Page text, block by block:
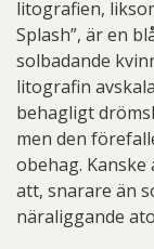
litografien,
Splash”, är en
solbadande
litografin
behagligt
men den
obehag.
att, snarare än
näraliggande